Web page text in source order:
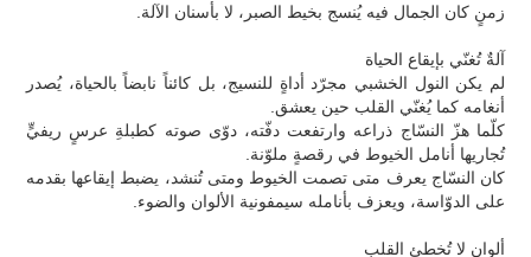
زمنٍ كان الجمال فيه يُنسج بخيط الصبر، لا بأسنان الآلة.
آلةٌ تُغنّي بإيقاع الحياة
لم يكن النول الخشبي مجرّد أداةٍ للنسيج، بل كائناً نابضاً بالحياة، يُصدر
أنغامه كما يُغنّي القلب حين يعشق.
كلّما هزّ النسّاج ذراعه وارتفعت دفّته، دوّى صوته كطبلةِ عرسٍ ريفيٍّ
تُجاريها أنامل الخيوط في رقصةٍ ملوّنة.
كان النسّاج يعرف متى تصمت الخيوط ومتى تُنشد، يضبط إيقاعها بقدمه
على الدوّاسة، ويعزف بأنامله سيمفونية الألوان والضوء.
ألوان لا تُخطئ القلب